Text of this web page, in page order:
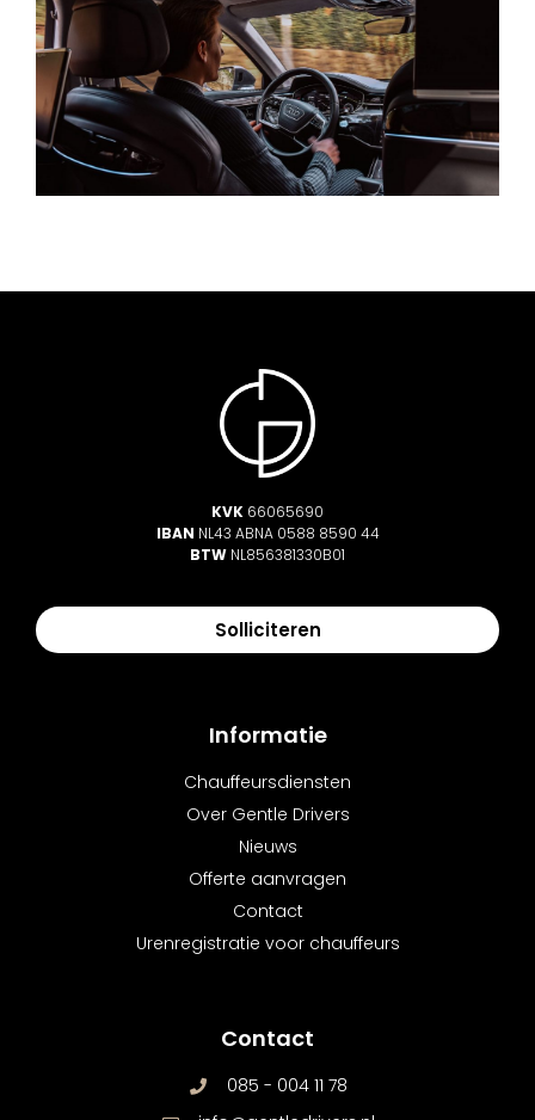
KVK 66065690
IBAN NL43 ABNA 0588 8590 44
BTW NL856381330B01
Solliciteren
Informatie
Chauffeursdiensten
Over Gentle Drivers
Nieuws
Offerte aanvragen
Contact
Urenregistratie voor chauffeurs
Contact
085 - 004 11 78